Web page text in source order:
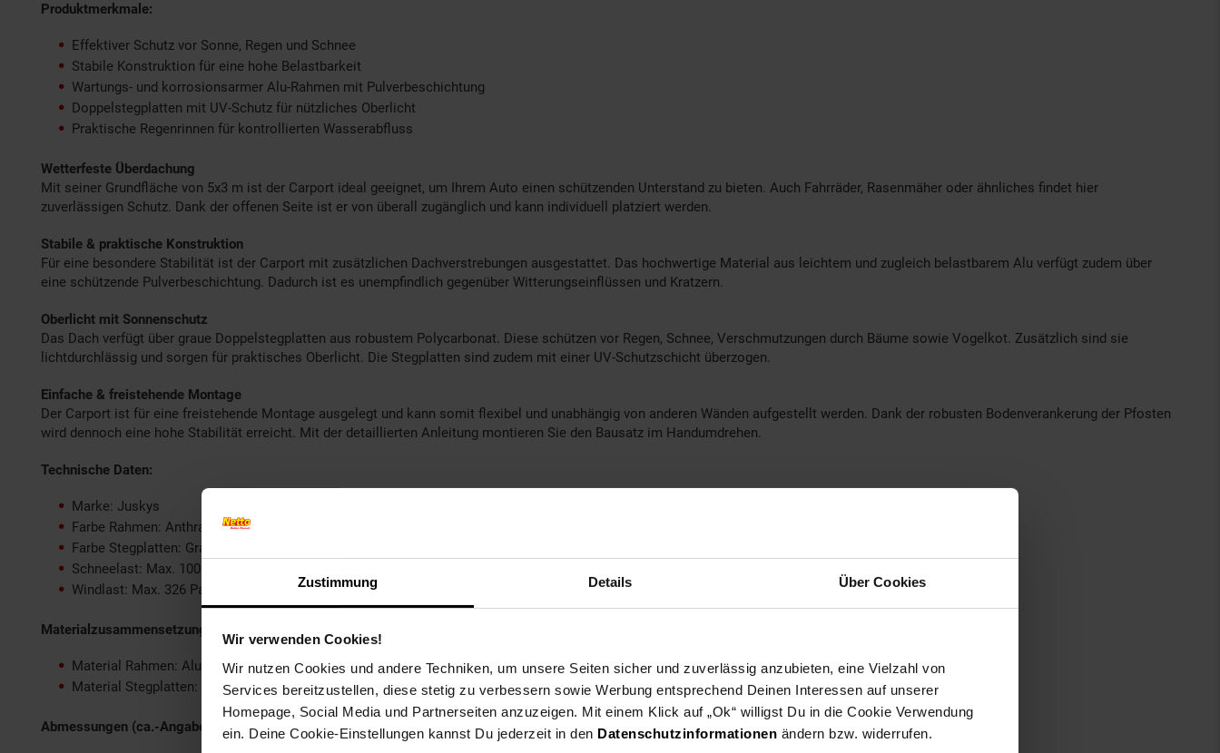
Zustimmung Details Über Cookies
Wir verwenden Cookies!
Wir nutzen Cookies und andere Techniken, um unsere Seiten sicher und zuverlässig anzubieten, eine Vielzahl von
Services bereitzustellen, diese stetig zu verbessern sowie Werbung entsprechend Deinen Interessen auf unserer
Homepage, Social Media und Partnerseiten anzuzeigen. Mit einem Klick auf „Ok“ willigst Du in die Cookie Verwendung
ein. Deine Cookie-Einstellungen kannst Du jederzeit in den Datenschutzinformationen ändern bzw. widerrufen.
Produktmerkmale:
Effektiver Schutz vor Sonne, Regen und Schnee
Stabile Konstruktion für eine hohe Belastbarkeit
Wartungs- und korrosionsarmer Alu-Rahmen mit Pulverbeschichtung
Doppelstegplatten mit UV-Schutz für nützliches Oberlicht
Praktische Regenrinnen für kontrollierten Wasserabfluss
Wetterfeste Überdachung
Mit seiner Grundfläche von 5x3 m ist der Carport ideal geeignet, um Ihrem Auto einen schützenden Unterstand zu bieten. Auch Fahrräder, Rasenmäher oder ähnliches findet hier
zuverlässigen Schutz. Dank der offenen Seite ist er von überall zugänglich und kann individuell platziert werden.
Stabile & praktische Konstruktion
Für eine besondere Stabilität ist der Carport mit zusätzlichen Dachverstrebungen ausgestattet. Das hochwertige Material aus leichtem und zugleich belastbarem Alu verfügt zudem über
eine schützende Pulverbeschichtung. Dadurch ist es unempfindlich gegenüber Witterungseinflüssen und Kratzern.
Oberlicht mit Sonnenschutz
Das Dach verfügt über graue Doppelstegplatten aus robustem Polycarbonat. Diese schützen vor Regen, Schnee, Verschmutzungen durch Bäume sowie Vogelkot. Zusätzlich sind sie
lichtdurchlässig und sorgen für praktisches Oberlicht. Die Stegplatten sind zudem mit einer UV-Schutzschicht überzogen.
Einfache & freistehende Montage
Der Carport ist für eine freistehende Montage ausgelegt und kann somit flexibel und unabhängig von anderen Wänden aufgestellt werden. Dank der robusten Bodenverankerung der Pfosten
wird dennoch eine hohe Stabilität erreicht. Mit der detaillierten Anleitung montieren Sie den Bausatz im Handumdrehen.
Technische Daten:
Marke: Juskys
Farbe Rahmen: Anthrazit
Farbe Stegplatten: Grau
Schneelast: Max. 100 kg/m²
Windlast: Max. 326 Pa, ~80km/h
Materialzusammensetzung:
Material Rahmen: Aluminium (pulverbeschichtet)
Material Stegplatten: Polycarbonat
Abmessungen (ca.-Angaben):